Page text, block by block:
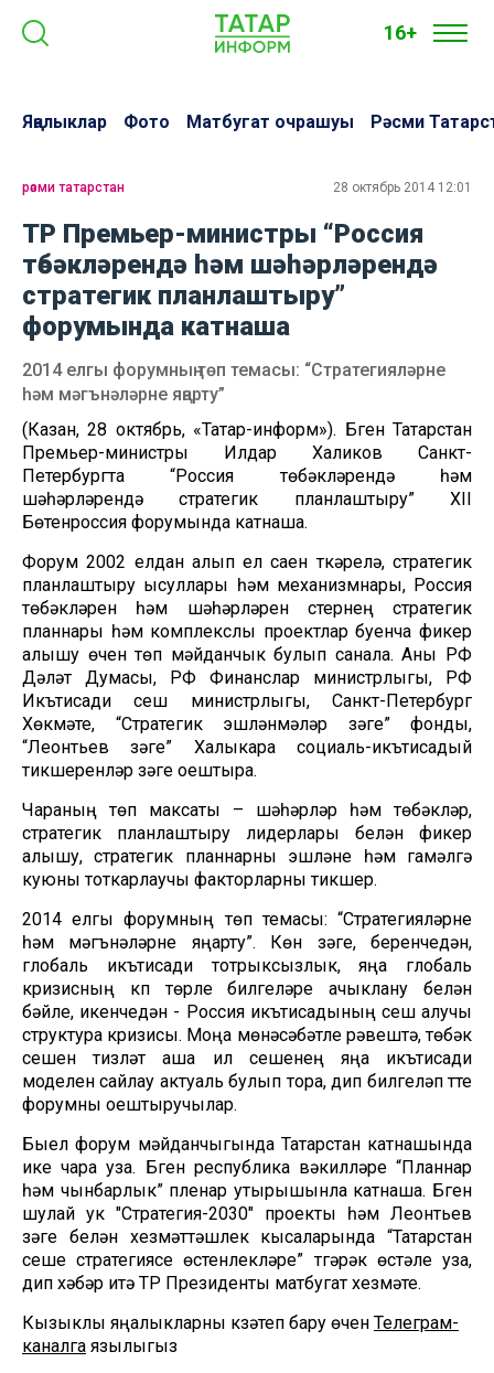
16+
Яңалыклар Фото Матбугат очрашуы Рәсми
рәсми татарстан 28 октябрь 2014 12:01
ТР Премьер-министры “Россия
төбәкләрендә һәм шәһәрләрендә
стратегик планлаштыру”
форумында катнаша
2014 елгы форумның төп темасы: “Стратегияләрне
һәм мәгънәләрне яңарту”
(Казан, 28 октябрь, «Татар-информ»). Бүген Татарстан
Премьер-министры Илдар Халиков Санкт-
Петербургта “Россия төбәкләрендә һәм
шәһәрләрендә стратегик планлаштыру” XII
Бөтенроссия форумында катнаша.
Форум 2002 елдан алып ел саен үткәрелә, стратегик
планлаштыру ысуллары һәм механизмнары, Россия
төбәкләрен һәм шәһәрләрен үстерүнең стратегик
планнары һәм комплекслы проектлар буенча фикер
алышу өчен төп мәйданчык булып санала. Аны РФ
Дәүләт Думасы, РФ Финанслар министрлыгы, РФ
Икътисади үсеш министрлыгы, Санкт-Петербург
Хөкүмәте, “Стратегик эшләнмәләр үзәге” фонды,
“Леонтьев үзәге” Халыкара социаль-икътисадый
тикшеренүләр үзәге оештыра.
Чараның төп максаты – шәһәрләр һәм төбәкләр,
стратегик планлаштыру лидерлары белән фикер
алышу, стратегик планнарны эшләүне һәм гамәлгә
куюны тоткарлаучы факторларны тикшерү.
2014 елгы форумның төп темасы: “Стратегияләрне
һәм мәгънәләрне яңарту”. Көн үзәге, беренчедән,
глобаль икътисади тотрыксызлык, яңа глобаль
кризисның күп төрле билгеләре ачыклану белән
бәйле, икенчедән - Россия икътисадының үсеш алучы
структура кризисы. Моңа мөнәсәбәтле рәвештә, төбәк
үсешен тизләтү аша ил үсешенең яңа икътисади
моделен сайлау актуаль булып тора, дип билгеләп үтте
форумны оештыручылар.
Быел форум мәйданчыгында Татарстан катнашында
ике чара уза. Бүген республика вәкилләре “Планнар
һәм чынбарлык” пленар утырышынла катнаша. Бүген
шулай ук "Стратегия-2030" проекты һәм Леонтьев
үзәге белән хезмәттәшлек кысаларында “Татарстан
үсеше стратегиясе өстенлекләре” түгәрәк өстәле уза,
дип хәбәр итә ТР Президенты матбугат хезмәте.
Кызыклы яңалыкларны күзәтеп бару өчен Телеграм-
каналга язылыгыз